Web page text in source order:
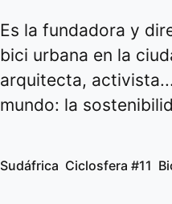
Es la fundadora y
bici urbana en la
arquitecta,
mundo: la
Sudáfrica Ciclosfera #11